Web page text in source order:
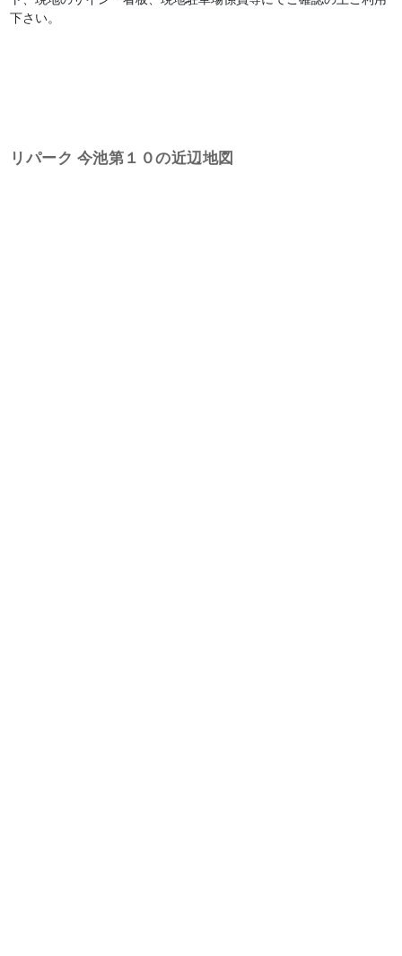
下さい。
リパーク 今池第１０の近辺地図